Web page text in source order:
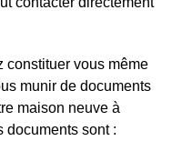
constituer vous même
munir de documents
maison neuve à
documents sont :